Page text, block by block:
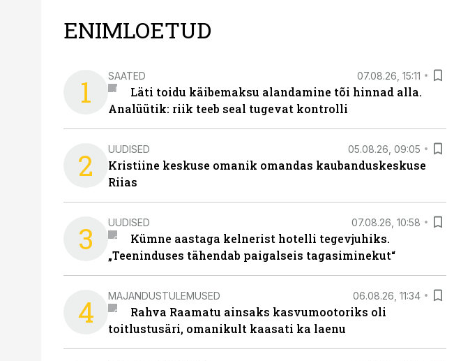
ENIMLOETUD
1 SAATED 07.08.26, 15:11
Läti toidu käibemaksu alandamine tõi hinnad alla.
Analüütik: riik teeb seal tugevat kontrolli
2 UUDISED 05.08.26, 09:05
Kristiine keskuse omanik omandas kaubanduskeskuse
Riias
3 UUDISED 07.08.26, 10:58
Kümne aastaga kelnerist hotelli tegevjuhiks.
„Teeninduses tähendab paigalseis tagasiminekut“
4 MAJANDUSTULEMUSED 06.08.26, 11:34
Rahva Raamatu ainsaks kasvumootoriks oli
toitlustusäri, omanikult kaasati ka laenu